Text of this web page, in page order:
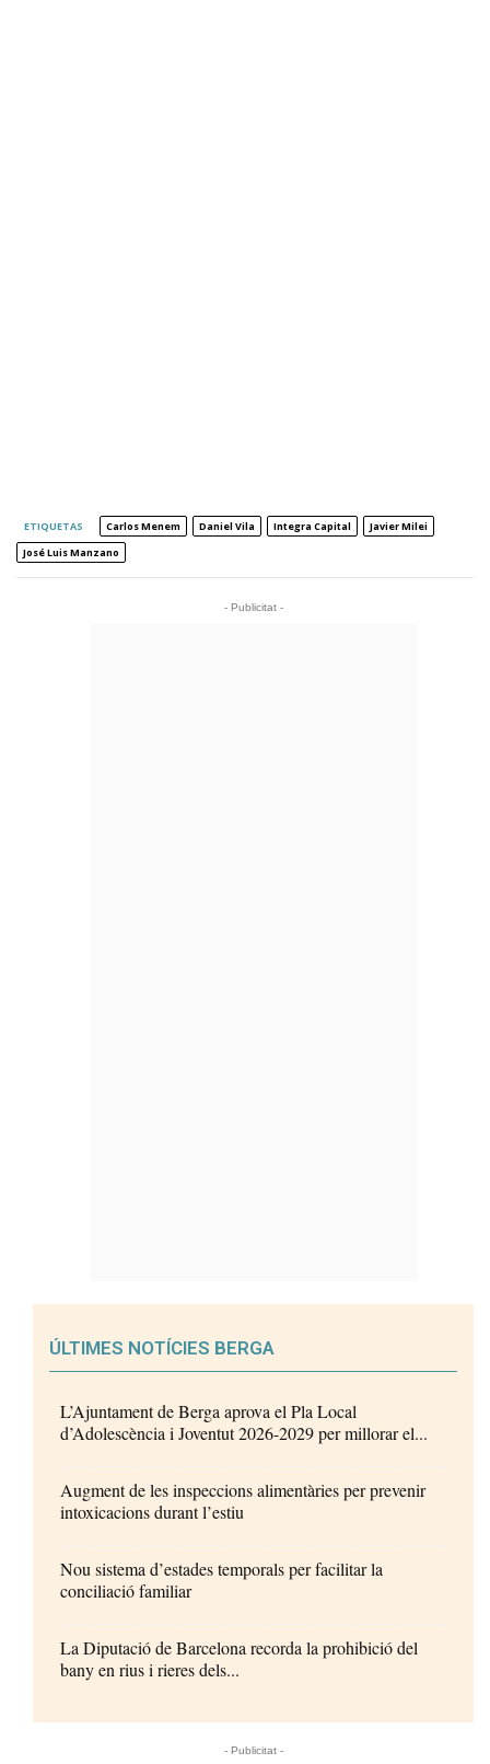
ETIQUETAS Carlos Menem Daniel Vila Integra Capital
Javier Milei
José Luis Manzano
- Publicitat -
ÚLTIMES NOTÍCIES BERGA
L’Ajuntament de Berga aprova el Pla Local
d’Adolescència i Joventut 2026-2029 per millorar el...
Augment de les inspeccions alimentàries per prevenir
intoxicacions durant l’estiu
Nou sistema d’estades temporals per facilitar la
conciliació familiar
La Diputació de Barcelona recorda la prohibició del
bany en rius i rieres dels...
- Publicitat -